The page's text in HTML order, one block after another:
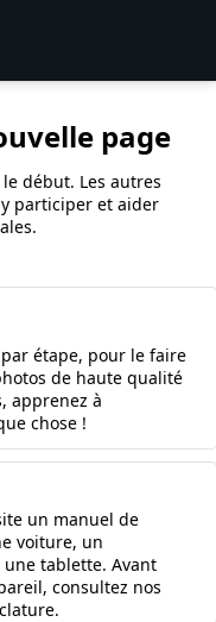
page
début. Les autres
participer et aider
étape, pour le faire
de haute qualité
apprenez à
chose !
un manuel de
voiture, un
tablette. Avant
consultez nos